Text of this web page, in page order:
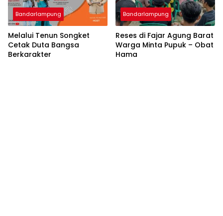
Bandarlampung
Melalui Tenun Songket
Cetak Duta Bangsa
Berkarakter
Bandarlampung
Reses di Fajar Agung Barat
Warga Minta Pupuk – Obat
Hama